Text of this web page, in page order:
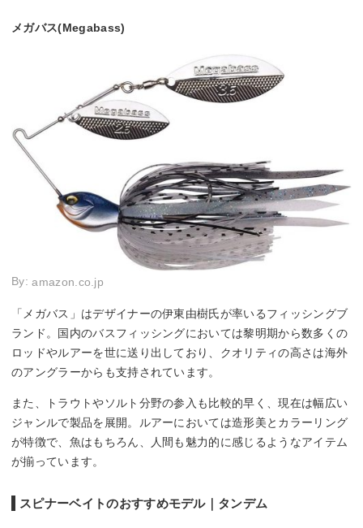
メガバス(Megabass)
By:amazon.co.jp
「メガバス」はデザイナーの伊東由樹氏が率いるフィッシングブ
ランド。国内のバスフィッシングにおいては黎明期から数多くの
ロッドやルアーを世に送り出しており、クオリティの高さは海外
のアングラーからも支持されています。
また、トラウトやソルト分野の参入も比較的早く、現在は幅広い
ジャンルで製品を展開。ルアーにおいては造形美とカラーリング
が特徴で、魚はもちろん、人間も魅力的に感じるようなアイテム
が揃っています。
スピナーベイトのおすすめモデル｜タンデム